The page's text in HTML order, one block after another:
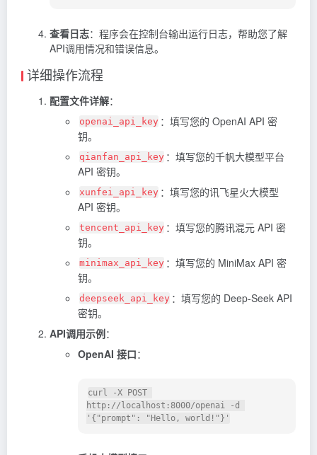
查看日志：程序会在控制台输出运行日志，帮助您了解
API调用情况和错误信息。
详细操作流程
配置文件详解：
openai_api_key ：填写您的 OpenAI API 密
钥。
qianfan_api_key ：填写您的千帆大模型平台
API 密钥。
xunfei_api_key ：填写您的讯飞星火大模型
API 密钥。
tencent_api_key ：填写您的腾讯混元 API 密
钥。
minimax_api_key ：填写您的 MiniMax API 密
钥。
deepseek_api_key ：填写您的 Deep-Seek API
密钥。
API调用示例：
OpenAI 接口：
curl -X POST
'{"prompt": "Hello, world!"}'